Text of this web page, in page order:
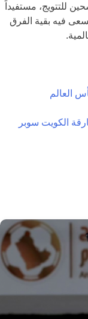
للتتويج، مستفيداً
فيه بقية الفرق
الكويت سوبر